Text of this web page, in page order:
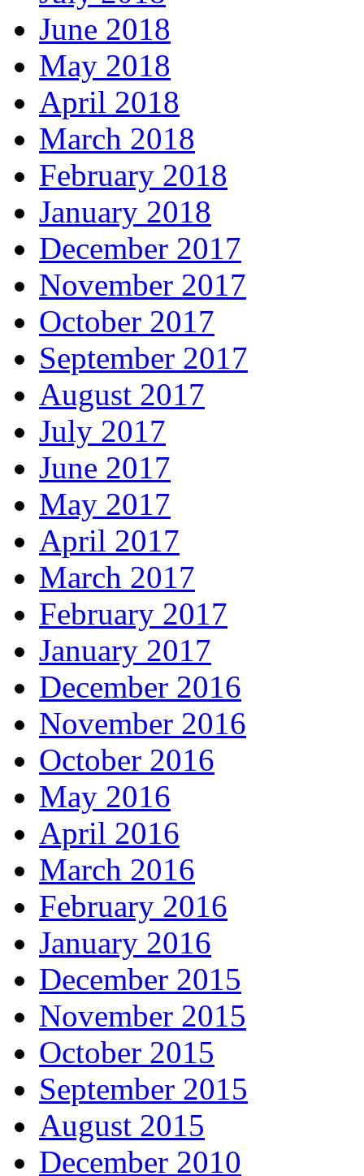
June 2018
May 2018
April 2018
March 2018
February 2018
January 2018
December 2017
November 2017
October 2017
September 2017
August 2017
July 2017
June 2017
May 2017
April 2017
March 2017
February 2017
January 2017
December 2016
November 2016
October 2016
May 2016
April 2016
March 2016
February 2016
January 2016
December 2015
November 2015
October 2015
September 2015
August 2015
December 2010